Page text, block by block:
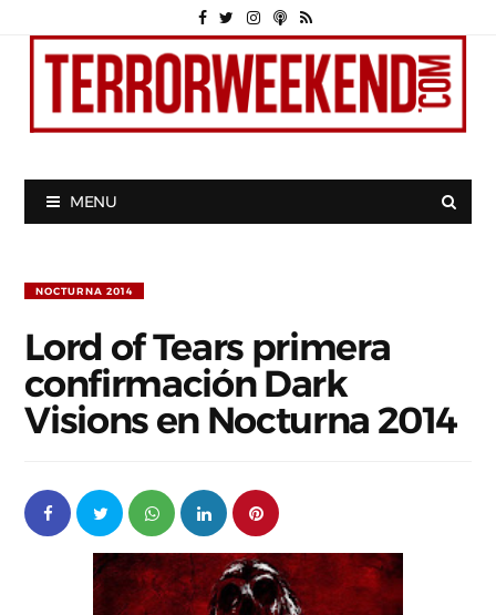
MENU
NOCTURNA 2014
Lord of Tears primera
confirmación Dark
Visions en Nocturna 2014